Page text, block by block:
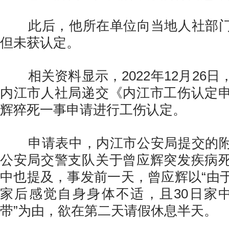
此后，他所在单位向当地人社部
但未获认定。
相关资料显示，2022年12月26日
内江市人社局递交《内江市工伤认定
辉猝死一事申请进行工伤认定。
申请表中，内江市公安局提交的
公安局交警支队关于曾应辉突发疾病
中也提及，事发前一天，曾应辉以“由
家后感觉自身身体不适，且30日家
带”为由，欲在第二天请假休息半天。